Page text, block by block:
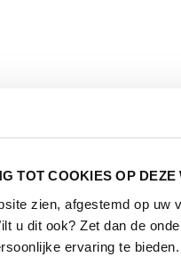
TOT COOKIES OP DEZE
zien, afgestemd op
u dit ook? Zet dan de
ervaring te bieden.